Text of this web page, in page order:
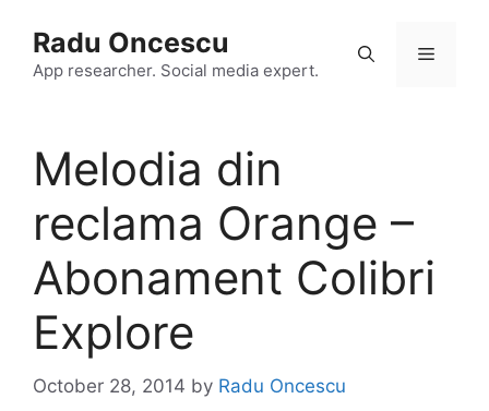
content
Radu Oncescu
App researcher. Social media expert.
Menu
Melodia din
reclama Orange –
Abonament Colibri
Explore
October 28, 2014 by Radu Oncescu